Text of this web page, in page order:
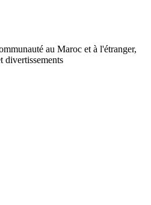
au Maroc et à l'étranger,
divertissements